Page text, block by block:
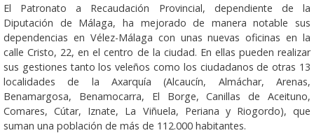
El Patronato a Recaudación Provincial, dependiente de la
Diputación de Málaga, ha mejorado de manera notable sus
dependencias en Vélez-Málaga con unas nuevas oficinas en la
calle Cristo, 22, en el centro de la ciudad. En ellas pueden realizar
sus gestiones tanto los veleños como los ciudadanos de otras 13
localidades de la Axarquía (Alcaucín, Almáchar, Arenas,
Benamargosa, Benamocarra, El Borge, Canillas de Aceituno,
Comares, Cútar, Iznate, La Viñuela, Periana y Riogordo), que
suman una población de más de 112.000 habitantes.